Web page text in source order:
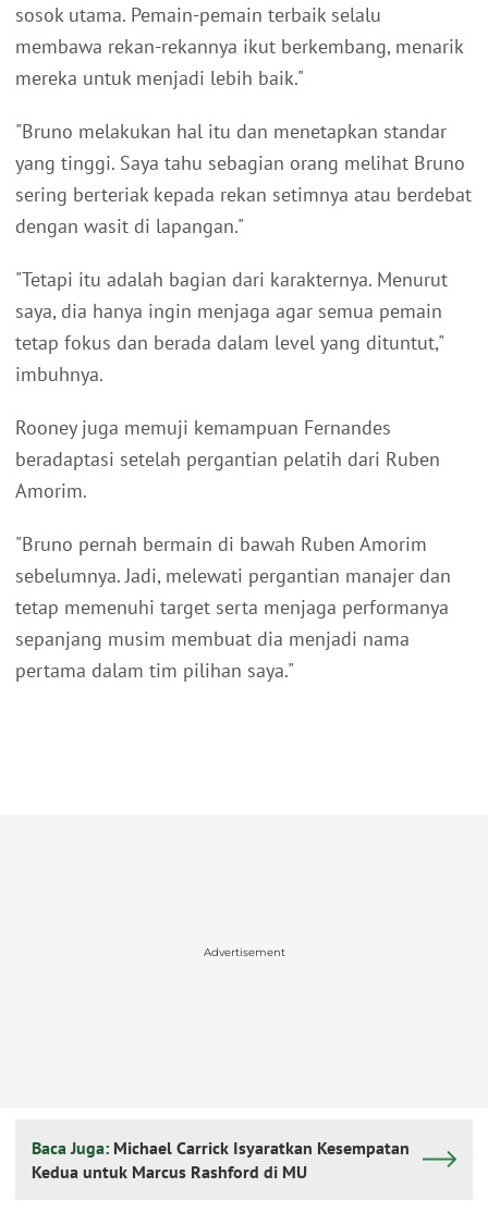
sosok utama. Pemain-pemain terbaik selalu
membawa rekan-rekannya ikut berkembang, menarik
mereka untuk menjadi lebih baik."
"Bruno melakukan hal itu dan menetapkan standar
yang tinggi. Saya tahu sebagian orang melihat Bruno
sering berteriak kepada rekan setimnya atau berdebat
dengan wasit di lapangan."
"Tetapi itu adalah bagian dari karakternya. Menurut
saya, dia hanya ingin menjaga agar semua pemain
tetap fokus dan berada dalam level yang dituntut,"
imbuhnya.
Rooney juga memuji kemampuan Fernandes
beradaptasi setelah pergantian pelatih dari Ruben
Amorim.
"Bruno pernah bermain di bawah Ruben Amorim
sebelumnya. Jadi, melewati pergantian manajer dan
tetap memenuhi target serta menjaga performanya
sepanjang musim membuat dia menjadi nama
pertama dalam tim pilihan saya."
Advertisement
Baca Juga: Michael Carrick Isyaratkan Kesempatan
Kedua untuk Marcus Rashford di MU